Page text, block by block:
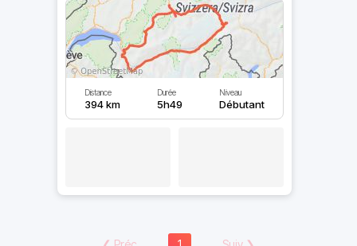
Distance
394 km
Durée
5h49
Niveau
Débutant